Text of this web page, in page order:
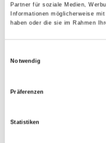
Partner für soziale Medien,
Informationen möglicherweise
haben oder die sie im Rahmen
Notwendig
Präferenzen
Statistiken